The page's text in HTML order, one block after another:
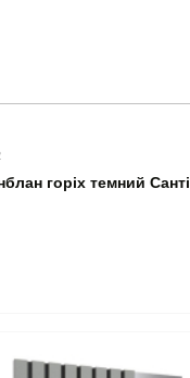
горіх темний Санті